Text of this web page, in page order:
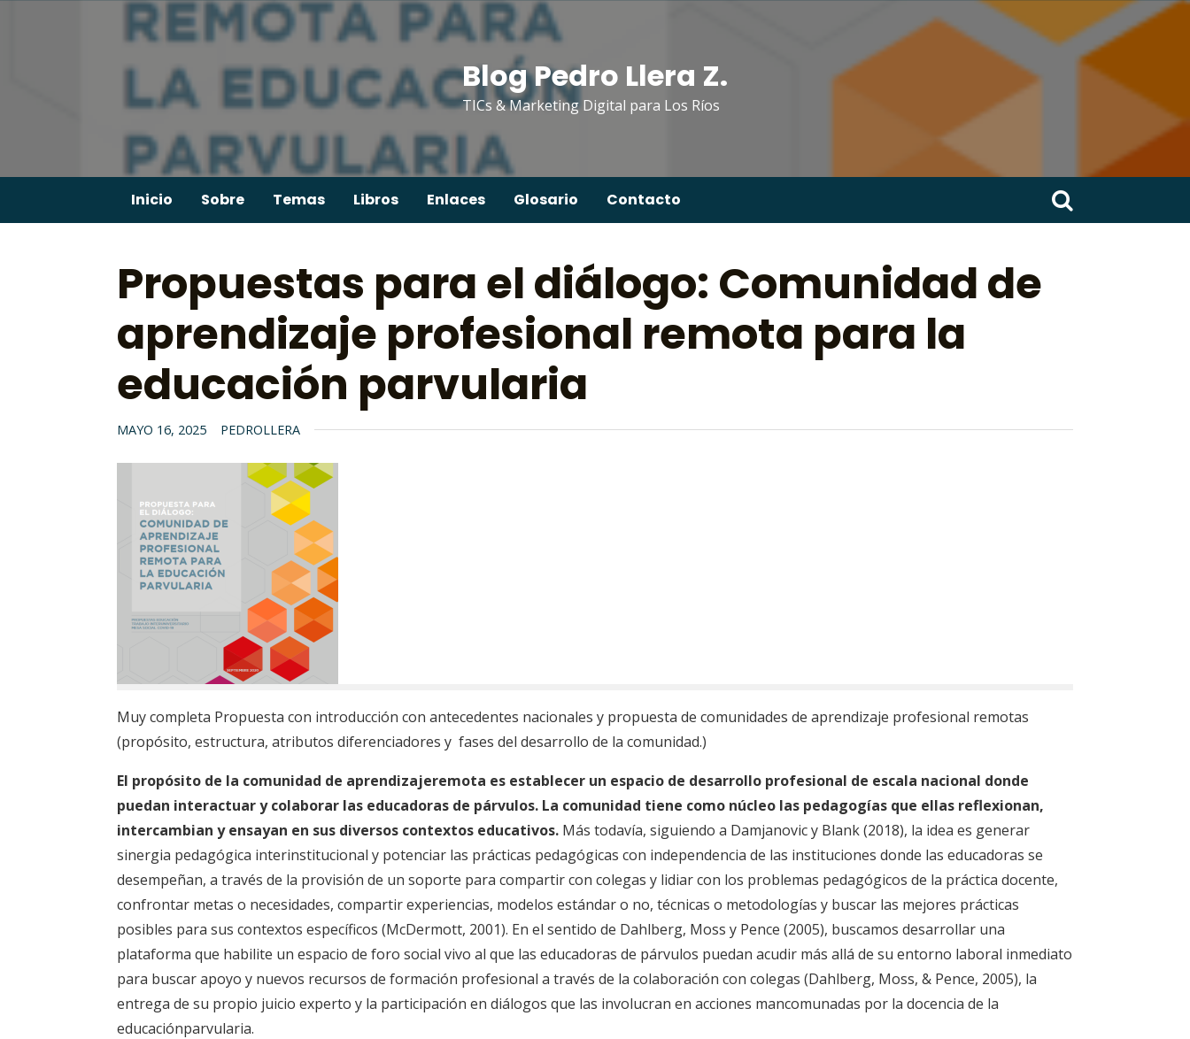
Blog Pedro Llera Z.
TICs & Marketing Digital para Los Ríos
Inicio Sobre Temas Libros Enlaces Glosario Contacto
Buscar:
Propuestas para el diálogo: Comunidad de
aprendizaje profesional remota para la
educación parvularia
MAYO 16, 2025 PEDROLLERA
Muy completa Propuesta con introducción con antecedentes nacionales y propuesta de comunidades de aprendizaje profesional remotas
(propósito, estructura, atributos diferenciadores y fases del desarrollo de la comunidad.)
El propósito de la comunidad de aprendizajeremota es establecer un espacio de desarrollo profesional de escala nacional donde
puedan interactuar y colaborar las educadoras de párvulos. La comunidad tiene como núcleo las pedagogías que ellas reflexionan,
intercambian y ensayan en sus diversos contextos educativos. Más todavía, siguiendo a Damjanovic y Blank (2018), la idea es generar
sinergia pedagógica interinstitucional y potenciar las prácticas pedagógicas con independencia de las instituciones donde las educadoras se
desempeñan, a través de la provisión de un soporte para compartir con colegas y lidiar con los problemas pedagógicos de la práctica docente,
confrontar metas o necesidades, compartir experiencias, modelos estándar o no, técnicas o metodologías y buscar las mejores prácticas
posibles para sus contextos específicos (McDermott, 2001). En el sentido de Dahlberg, Moss y Pence (2005), buscamos desarrollar una
plataforma que habilite un espacio de foro social vivo al que las educadoras de párvulos puedan acudir más allá de su entorno laboral inmediato
para buscar apoyo y nuevos recursos de formación profesional a través de la colaboración con colegas (Dahlberg, Moss, & Pence, 2005), la
entrega de su propio juicio experto y la participación en diálogos que las involucran en acciones mancomunadas por la docencia de la
educaciónparvularia.